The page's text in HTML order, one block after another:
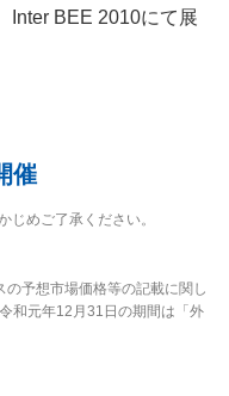
Inter BEE 2010にて展
催
めご了承ください。
予想市場価格等の記載に関し
和元年12月31日の期間は「外